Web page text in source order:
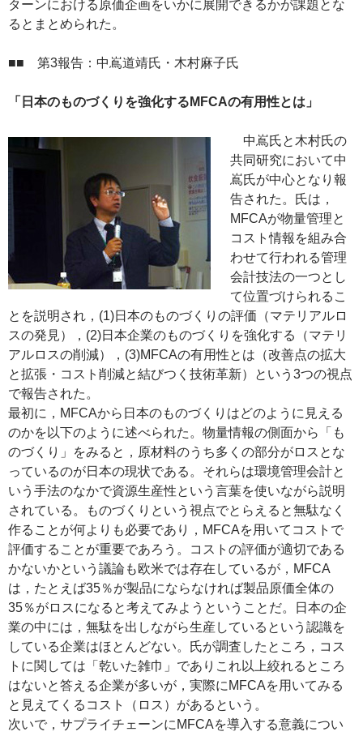
ターンにおける原価企画をいかに展開できるかが課題とな
るとまとめられた。
■■ 第3報告：中嶌道靖氏・木村麻子氏
「日本のものづくりを強化するMFCAの有用性とは」
中嶌氏と木村氏の
共同研究において中
嶌氏が中心となり報
告された。氏は，
MFCAが物量管理と
コスト情報を組み合
わせて行われる管理
会計技法の一つとし
て位置づけられるこ
とを説明され，(1)日本のものづくりの評価（マテリアルロ
スの発見），(2)日本企業のものづくりを強化する（マテリ
アルロスの削減），(3)MFCAの有用性とは（改善点の拡大
と拡張・コスト削減と結びつく技術革新）という3つの視点
で報告された。
最初に，MFCAから日本のものづくりはどのように見える
のかを以下のように述べられた。物量情報の側面から「も
のづくり」をみると，原材料のうち多くの部分がロスとな
っているのが日本の現状である。それらは環境管理会計と
いう手法のなかで資源生産性という言葉を使いながら説明
されている。ものづくりという視点でとらえると無駄なく
作ることが何よりも必要であり，MFCAを用いてコストで
評価することが重要であろう。コストの評価が適切である
かないかという議論も欧米では存在しているが，MFCA
は，たとえば35％が製品にならなければ製品原価全体の
35％がロスになると考えてみようということだ。日本の企
業の中には，無駄を出しながら生産しているという認識を
している企業はほとんどない。氏が調査したところ，コス
トに関しては「乾いた雑巾」でありこれ以上絞れるところ
はないと答える企業が多いが，実際にMFCAを用いてみる
と見えてくるコスト（ロス）があるという。
次いで，サプライチェーンにMFCAを導入する意義につい